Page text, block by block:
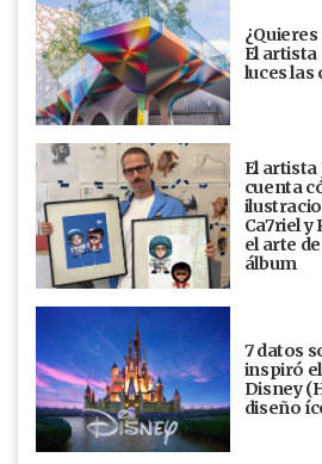
El artista
luces las
El artista
cuenta
Ca7riel
el arte
álbum
7 datos
inspiró
Disney
diseño